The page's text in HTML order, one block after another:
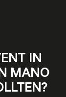
IN
MANO